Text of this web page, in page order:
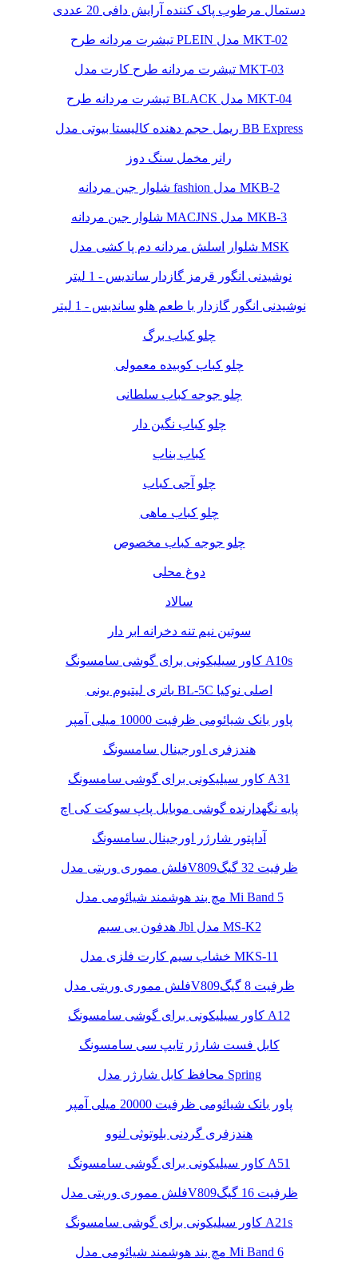
دستمال مرطوب پاک کننده آرایش دافی 20 عددی
تیشرت مردانه طرح PLEIN مدل MKT-02
تیشرت مردانه طرح کارت مدل MKT-03
تیشرت مردانه طرح BLACK مدل MKT-04
ریمل حجم دهنده کالیستا بیوتی مدل BB Express
رانر مخمل سنگ دوز
شلوار جین مردانه fashion مدل MKB-2
شلوار جین مردانه MACJNS مدل MKB-3
شلوار اسلش مردانه دم پا کشی مدل MSK
نوشیدنی انگور قرمز گازدار ساندیس - 1 لیتر
نوشیدنی انگور گازدار با طعم هلو ساندیس - 1 لیتر
چلو کباب برگ
چلو کباب کوبیده معمولی
چلو جوجه کباب سلطانی
چلو کباب نگین دار
کباب بناب
چلو آجی کباب
چلو کباب ماهی
چلو جوجه کباب مخصوص
دوغ محلی
سالاد
سوتین نیم تنه دخرانه ابر دار
کاور سیلیکونی برای گوشی سامسونگ A10s
باتری لیتیوم یونی BL-5C اصلی نوکیا
پاور بانک شیائومی ظرفیت 10000 میلی آمپر
هندزفری اورجینال سامسونگ
کاور سیلیکونی برای گوشی سامسونگ A31
پایه نگهدارنده گوشی موبایل پاپ سوکت کی اچ
آداپتور شارژر اورجینال سامسونگ
فلش مموری وریتی مدلV809ظرفیت 32 گیگ
مچ بند هوشمند شیائومی مدل Mi Band 5
هدفون بی سیم Jbl مدل MS-K2
خشاب سیم کارت فلزی مدل MKS-11
فلش مموری وریتی مدلV809ظرفیت 8 گیگ
کاور سیلیکونی برای گوشی سامسونگ A12
کابل فست شارژر تایپ سی سامسونگ
محافظ کابل شارژر مدل Spring
پاور بانک شیائومی ظرفیت 20000 میلی آمپر
هندزفری گردنی بلوتوثی لنوو
کاور سیلیکونی برای گوشی سامسونگ A51
فلش مموری وریتی مدلV809ظرفیت 16 گیگ
کاور سیلیکونی برای گوشی سامسونگ A21s
مچ بند هوشمند شیائومی مدل Mi Band 6